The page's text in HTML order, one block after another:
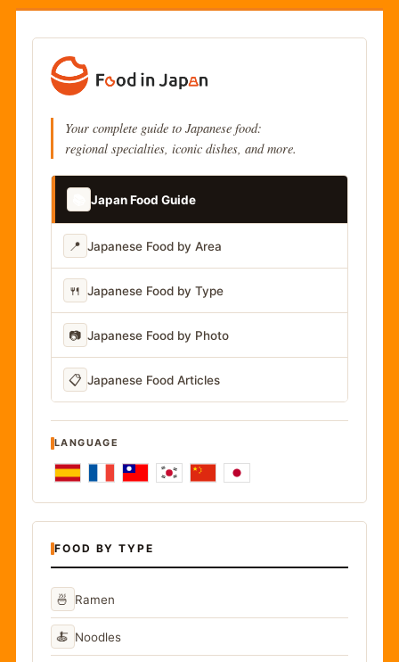
Your complete guide to Japanese food:
regional specialties, iconic dishes, and more.
Japan Food Guide
📍 Japanese Food by Area
🍴 Japanese Food by Type
📷 Japanese Food by Photo
📋 Japanese Food Articles
LANGUAGE
FOOD BY TYPE
🍜 Ramen
🍝 Noodles